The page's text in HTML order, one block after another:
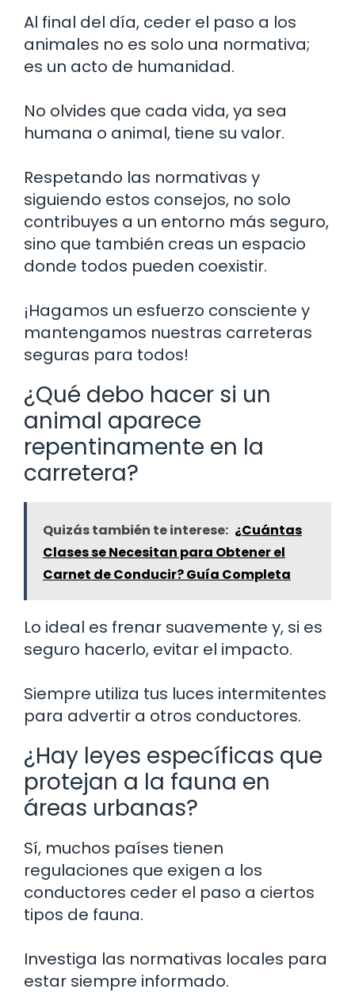
Al final del día, ceder el paso a los
animales no es solo una normativa;
es un acto de humanidad.
No olvides que cada vida, ya sea
humana o animal, tiene su valor.
Respetando las normativas y
siguiendo estos consejos, no solo
contribuyes a un entorno más seguro,
sino que también creas un espacio
donde todos pueden coexistir.
¡Hagamos un esfuerzo consciente y
mantengamos nuestras carreteras
seguras para todos!
¿Qué debo hacer si un
animal aparece
repentinamente en la
carretera?
Quizás también te interese: ¿Cuántas
Clases se Necesitan para Obtener el
Carnet de Conducir? Guía Completa
Lo ideal es frenar suavemente y, si es
seguro hacerlo, evitar el impacto.
Siempre utiliza tus luces intermitentes
para advertir a otros conductores.
¿Hay leyes específicas que
protejan a la fauna en
áreas urbanas?
Sí, muchos países tienen
regulaciones que exigen a los
conductores ceder el paso a ciertos
tipos de fauna.
Investiga las normativas locales para
estar siempre informado.